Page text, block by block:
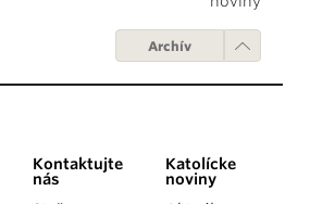
Archív
Kontaktujte
nás
Katolícke
noviny